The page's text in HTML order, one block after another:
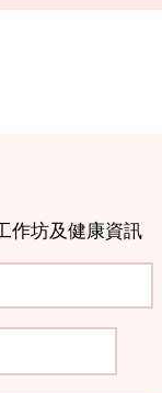
作坊及健康資訊